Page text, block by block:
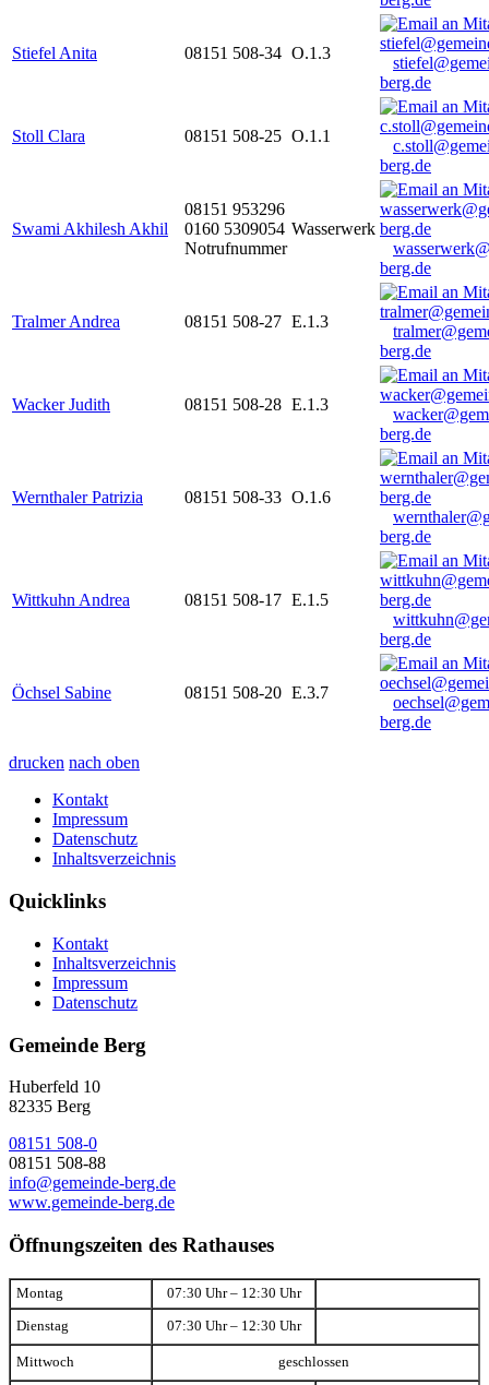
Stiefel Anita 08151 508-34 O.1.3
berg.de
Stoll Clara 08151 508-25 O.1.1
berg.de
Swami Akhilesh Akhil
08151 953296
0160 5309054
Notrufnummer
Wasserwerk
berg.de
Tralmer Andrea 08151 508-27 E.1.3
berg.de
Wacker Judith 08151 508-28 E.1.3
berg.de
Wernthaler Patrizia 08151 508-33 O.1.6
berg.de
Wittkuhn Andrea 08151 508-17 E.1.5
berg.de
Öchsel Sabine 08151 508-20 E.3.7
berg.de
drucken nach oben
Kontakt
Impressum
Datenschutz
Inhaltsverzeichnis
Quicklinks
Kontakt
Inhaltsverzeichnis
Impressum
Datenschutz
Gemeinde Berg
Huberfeld 10
82335 Berg
08151 508-0
08151 508-88
info@gemeinde-berg.de
www.gemeinde-berg.de
Öffnungszeiten des Rathauses
Montag 07:30 Uhr – 12:30 Uhr
Dienstag 07:30 Uhr – 12:30 Uhr
Mittwoch geschlossen